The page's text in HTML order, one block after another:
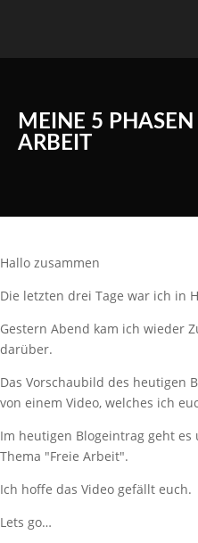
MEINE 5 PHASEN
ARBEIT
Hallo zusammen
Die letzten drei Tage war ich in
Gestern Abend kam ich wieder
darüber.
Das Vorschaubild des heutigen
von einem Video, welches ich
Im heutigen Blogeintrag geht
Thema "Freie Arbeit".
Ich hoffe das Video gefällt euch.
Lets go…